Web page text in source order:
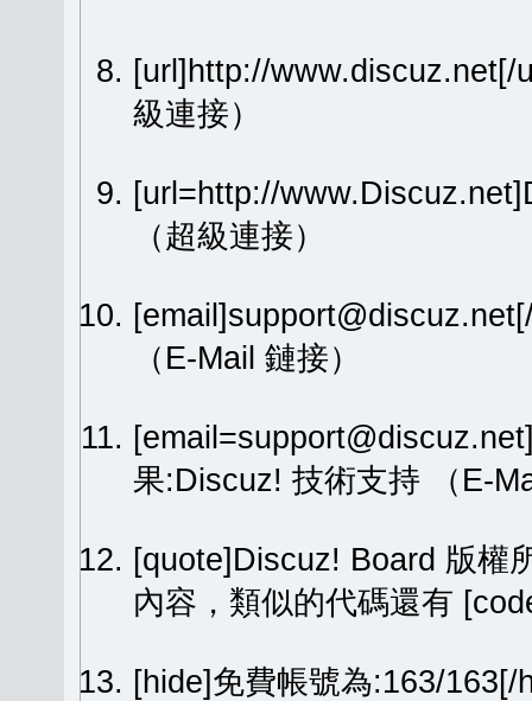
[url]http://
級連接）
[url=http://
（超級連接）
（E-Mail 鏈接）
果:Discuz! 技術支持 （E-
[quote]Discuz! Board 版
內容，類似的代碼還有
[hide]免費帳號為:163/